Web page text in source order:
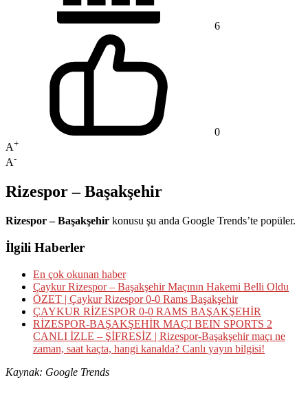
6
0
A+
A-
Rizespor – Başakşehir
Rizespor – Başakşehir konusu şu anda Google Trends’te popüler.
İlgili Haberler
En çok okunan haber
Çaykur Rizespor – Başakşehir Maçının Hakemi Belli Oldu
ÖZET | Çaykur Rizespor 0-0 Rams Başakşehir
ÇAYKUR RİZESPOR 0-0 RAMS BAŞAKŞEHİR
RİZESPOR-BAŞAKŞEHİR MAÇI BEIN SPORTS 2
CANLI İZLE – ŞİFRESİZ | Rizespor-Başakşehir maçı ne
zaman, saat kaçta, hangi kanalda? Canlı yayın bilgisi!
Kaynak: Google Trends